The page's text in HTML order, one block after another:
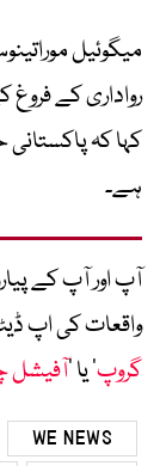
میگوئیل
رواداری کے
کہا کہ
ہے۔
آپ اور آپ کے
واقعات کی اپ
گروپ‘ یا ’آفیشل
WE NEWS